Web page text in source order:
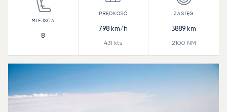
8
798 km/h
431 kts
3889 km
2100 NM